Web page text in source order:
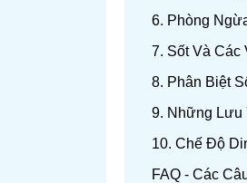
6. Phòng
7. Sốt Và
8. Phân Biệt
9. Những Lưu
10. Chế Độ
FAQ - Các